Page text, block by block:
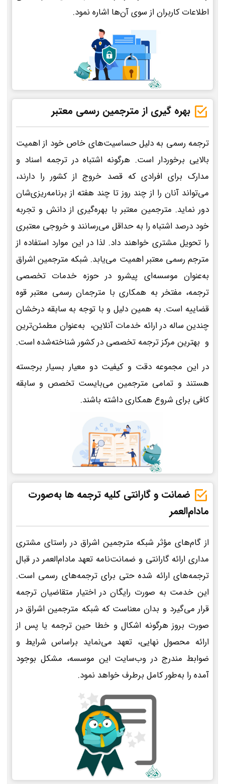
اطلاعات کاربران از سوی آن‌ها اشاره نمود.
بهره گیری از مترجمین رسمی معتبر
ترجمه رسمی به دلیل حساسیت‌های خاص خود از اهمیت
بالایی برخوردار است. هرگونه اشتباه در ترجمه اسناد و
مدارک برای افرادی که قصد خروج از کشور را دارند،
می‌تواند آنان را از چند روز تا چند هفته از برنامه‌ریزی‌شان
دور نماید. مترجمین معتبر با بهره‌گیری از دانش و تجربه
خود درصد اشتباه را به حداقل می‌رسانند و خروجی معتبری
را تحویل مشتری خواهند داد. لذا در این موارد استفاده از
مترجم رسمی معتبر اهمیت می‌یابد. شبکه مترجمین اشراق
به‌عنوان موسسه‌ای پیشرو در حوزه خدمات تخصصی
ترجمه، مفتخر به همکاری با مترجمان رسمی معتبر قوه
قضاییه است. به همین دلیل و با توجه به سابقه درخشان
چندین ساله در ارائه خدمات آنلاین، به‌عنوان مطمئن‌ترین
و بهترین مرکز ترجمه تخصصی در کشور شناخته‌شده است.
در این مجموعه دقت و کیفیت دو معیار بسیار برجسته
هستند و تمامی مترجمین می‌بایست تخصص و سابقه
کافی برای شروع همکاری داشته باشند.
ضمانت و گارانتی کلیه ترجمه ها به‌صورت
مادام‌العمر
از گام‌های مؤثر شبکه مترجمین اشراق در راستای مشتری
مداری ارائه گارانتی و ضمانت‌نامه تعهد مادام‌العمر در قبال
ترجمه‌های ارائه شده حتی برای ترجمه‌های رسمی است.
این خدمت به صورت رایگان در اختیار متقاضیان ترجمه
قرار می‌گیرد و بدان معناست که شبکه مترجمین اشراق در
صورت بروز هرگونه اشکال و خطا حین ترجمه یا پس از
ارائه محصول نهایی، تعهد می‌نماید براساس شرایط و
ضوابط مندرج در وب‌سایت این موسسه، مشکل بوجود
آمده را به‌طور کامل برطرف خواهد نمود.